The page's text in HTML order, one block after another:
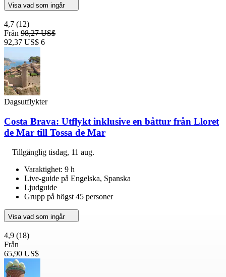
Visa vad som ingår
4,7 (12)
Från 98,27 US$
92,37 US$ 6
Dagsutflykter
Costa Brava: Utflykt inklusive en båttur från Lloret
de Mar till Tossa de Mar
Tillgänglig tisdag, 11 aug.
Varaktighet: 9 h
Live-guide på Engelska, Spanska
Ljudguide
Grupp på högst 45 personer
Visa vad som ingår
4,9 (18)
Från
65,90 US$